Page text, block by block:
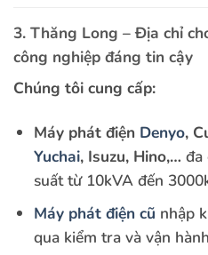
3. Thăng Long – Địa chỉ
công nghiệp đáng tin cậy
Chúng tôi cung cấp:
Máy phát điện Denyo,
Yuchai, Isuzu, Hino,… đa
suất từ 10kVA đến
Máy phát điện cũ nhập
qua kiểm tra và vận